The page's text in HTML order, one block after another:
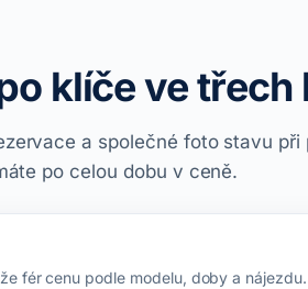
klíče ve třech
a společné foto stavu při
po celou dobu v ceně.
fér cenu podle modelu, doby a